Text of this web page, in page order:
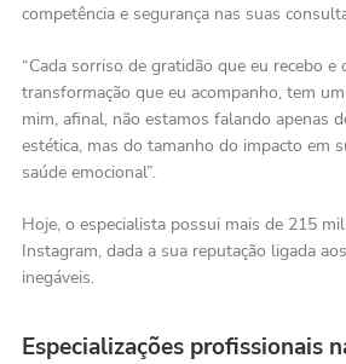
competência e segurança nas suas
“Cada sorriso de gratidão que eu recebo e
transformação que eu acompanho, tem
mim, afinal, não estamos falando apenas
estética, mas do tamanho do impacto em
saúde emocional”.
Hoje, o especialista possui mais de 215
Instagram, dada a sua reputação ligada
inegáveis.
Especializações profissionais